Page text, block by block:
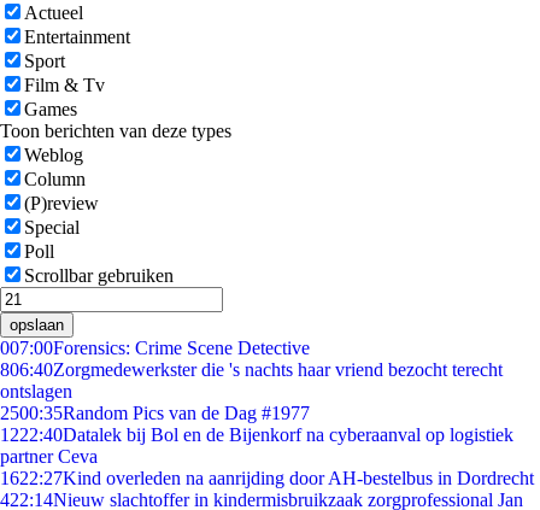
Actueel
Entertainment
Sport
Film & Tv
Games
Toon berichten van deze types
Weblog
Column
(P)review
Special
Poll
Scrollbar gebruiken
opslaan
007:00Forensics: Crime Scene Detective
806:40Zorgmedewerkster die 's nachts haar vriend bezocht terecht
ontslagen
2500:35Random Pics van de Dag #1977
1222:40Datalek bij Bol en de Bijenkorf na cyberaanval op logistiek
partner Ceva
1622:27Kind overleden na aanrijding door AH-bestelbus in Dordrecht
422:14Nieuw slachtoffer in kindermisbruikzaak zorgprofessional Jan